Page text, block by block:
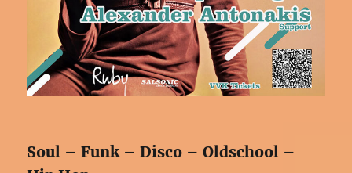
Soul – Funk – Disco – Oldschool –